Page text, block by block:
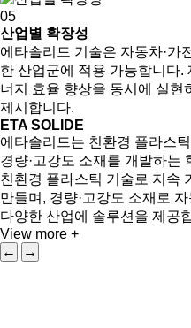
05
산업별 확장성
에타솔리드 기술은 자동차·가
한 산업군에 적용 가능합니다.
너지 효율 향상을 동시에 실현
제시합니다.
ETA SOLIDE
에타솔리드는 친환경 플라스
경량·고강도 소재를 개발하는
친환경 플라스틱 기술로 지속
만들며, 경량·고강도 소재로
다양한 산업에 솔루션을 제공
View more +
←
→